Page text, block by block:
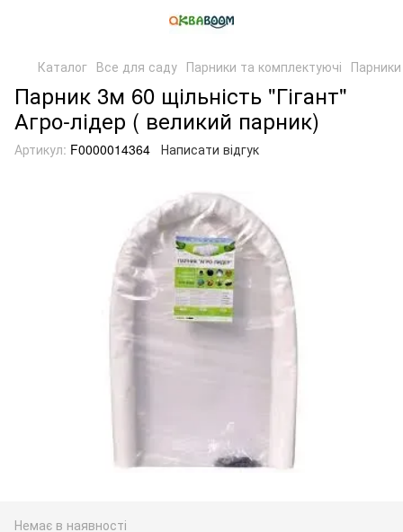
Каталог Все для саду Парники та комплектуючі Парники
Парник 3м 60 щільність "Гігант"
Агро-лідер ( великий парник)
Артикул: F0000014364 Написати відгук
Немає в наявності